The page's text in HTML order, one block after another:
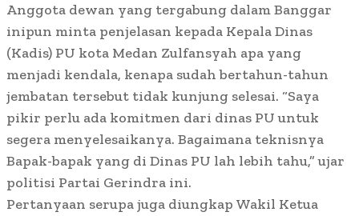
Anggota dewan yang tergabung dalam Banggar
inipun minta penjelasan kepada Kepala Dinas
(Kadis) PU kota Medan Zulfansyah apa yang
menjadi kendala, kenapa sudah bertahun-tahun
jembatan tersebut tidak kunjung selesai. “Saya
pikir perlu ada komitmen dari dinas PU untuk
segera menyelesaikanya. Bagaimana teknisnya
Bapak-bapak yang di Dinas PU lah lebih tahu,” ujar
politisi Partai Gerindra ini.
Pertanyaan serupa juga diungkap Wakil Ketua